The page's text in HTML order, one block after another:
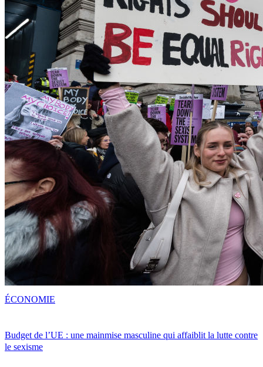
Budget de l’UE : une mainmise masculine qui affaiblit la lutte contre
le sexisme
ÉCONOMIE